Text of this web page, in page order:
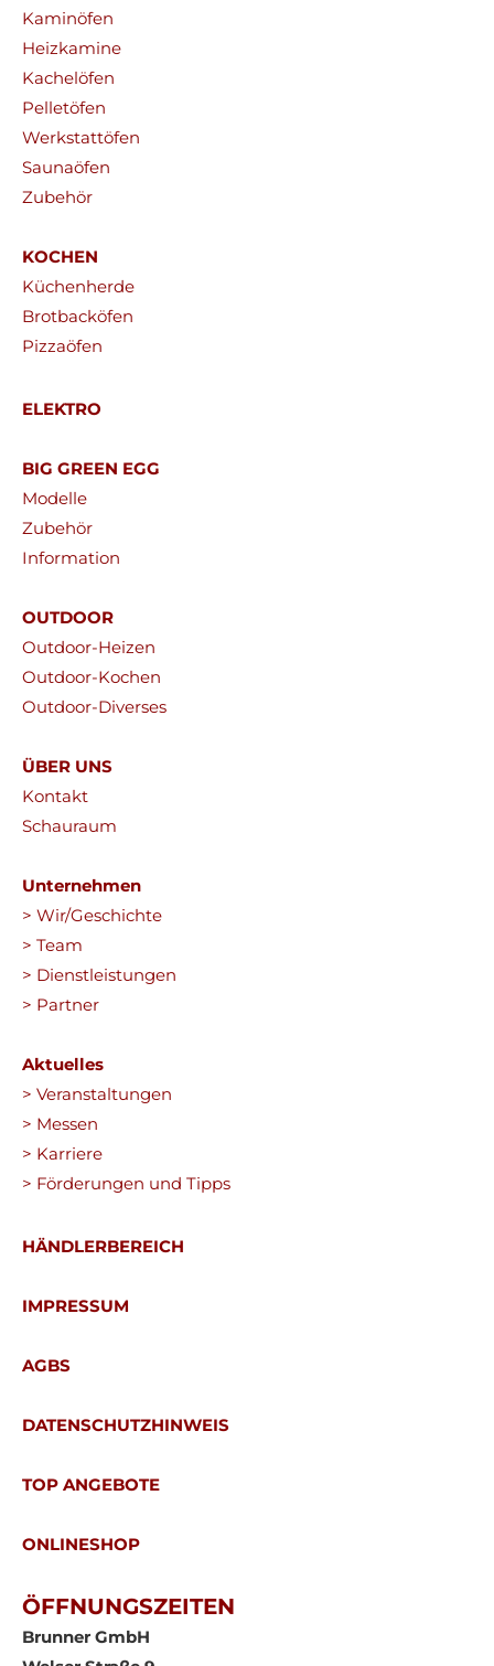
Kaminöfen
Heizkamine
Kachelöfen
Pelletöfen
Werkstattöfen
Saunaöfen
Zubehör
KOCHEN
Küchenherde
Brotbacköfen
Pizzaöfen
ELEKTRO
BIG GREEN EGG
Modelle
Zubehör
Information
OUTDOOR
Outdoor-Heizen
Outdoor-Kochen
Outdoor-Diverses
ÜBER UNS
Kontakt
Schauraum
Unternehmen
> Wir/Geschichte
> Team
> Dienstleistungen
> Partner
Aktuelles
> Veranstaltungen
> Messen
> Karriere
> Förderungen und Tipps
HÄNDLERBEREICH
IMPRESSUM
AGBS
DATENSCHUTZHINWEIS
TOP ANGEBOTE
ONLINESHOP
ÖFFNUNGSZEITEN
Brunner GmbH